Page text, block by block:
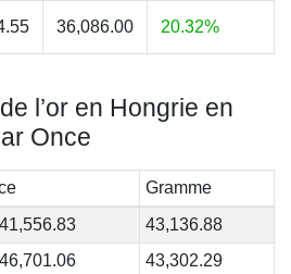
36,086.00 20.32%
l’or en Hongrie en
Once
Gramme
43,136.88
43,302.29